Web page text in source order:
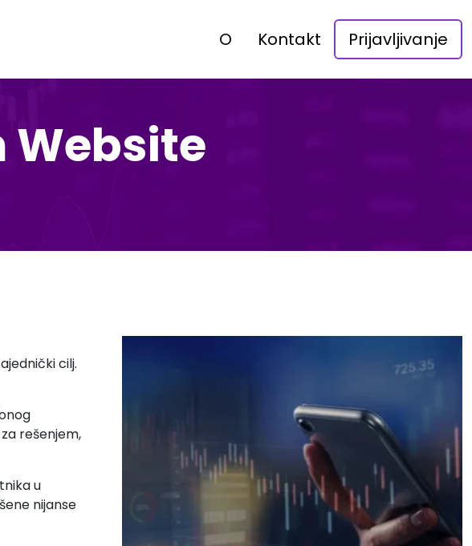
O Kontakt Prijavljivanje
Website
cilj.
rešenjem,
u
nijanse